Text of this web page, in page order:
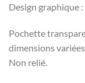
Design graphique
Pochette
dimensions
Non relié.